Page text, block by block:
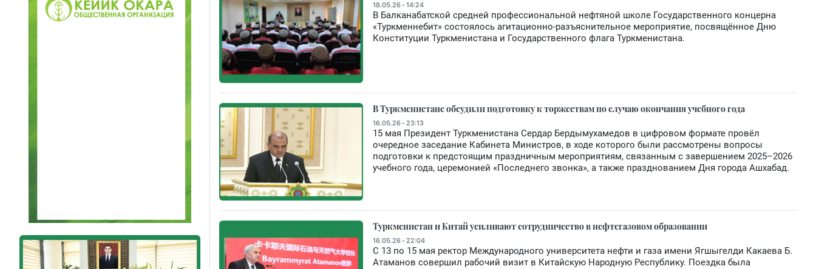
18.05.26 - 14:24
В Балканабатской средней профессиональной нефтяной школе Государственного концерна
«Туркменнебит» состоялось агитационно-разъяснительное мероприятие, посвящённое Дню
Конституции Туркменистана и Государственного флага Туркменистана.
В Туркменистане обсудили подготовку к торжествам по случаю окончания учебного года
16.05.26 - 23:13
15 мая Президент Туркменистана Сердар Бердымухамедов в цифровом формате провёл
очередное заседание Кабинета Министров, в ходе которого были рассмотрены вопросы
подготовки к предстоящим праздничным мероприятиям, связанным с завершением 2025–2026
учебного года, церемонией «Последнего звонка», а также празднованием Дня города Ашхабад.
Туркменистан и Китай усиливают сотрудничество в нефтегазовом образовании
16.05.26 - 22:04
С 13 по 15 мая ректор Международного университета нефти и газа имени Ягшыгелди Какаева Б.
Атаманов совершил рабочий визит в Китайскую Народную Республику. Поездка была